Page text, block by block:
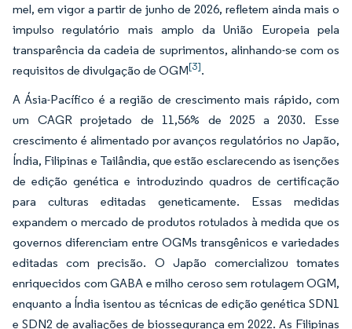
mel, em vigor a partir de junho de 2026, refletem ainda mais o
impulso regulatório mais amplo da União Europeia pela
transparência da cadeia de suprimentos, alinhando-se com os
requisitos de divulgação de OGM[3].
A Ásia-Pacífico é a região de crescimento mais rápido, com
um CAGR projetado de 11,56% de 2025 a 2030. Esse
crescimento é alimentado por avanços regulatórios no Japão,
Índia, Filipinas e Tailândia, que estão esclarecendo as isenções
de edição genética e introduzindo quadros de certificação
para culturas editadas geneticamente. Essas medidas
expandem o mercado de produtos rotulados à medida que os
governos diferenciam entre OGMs transgênicos e variedades
editadas com precisão. O Japão comercializou tomates
enriquecidos com GABA e milho ceroso sem rotulagem OGM,
enquanto a Índia isentou as técnicas de edição genética SDN1
e SDN2 de avaliações de biossegurança em 2022. As Filipinas